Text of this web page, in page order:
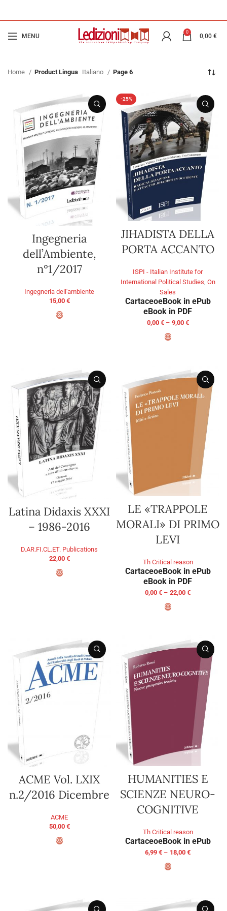
MENU
0
0,00 €
Home Product Lingua Italiano Page 6
Ingegneria
dell’Ambiente,
n°1/2017
Ingegneria dell'ambiente
15,00 €
-25%
JIHADISTA DELLA
PORTA ACCANTO
ISPI - Italian Institute for
International Political Studies, On
Sales
CartaceoeBook in ePub
eBook in PDF
0,00 € – 9,00 €
Latina Didaxis XXXI
– 1986-2016
D.AR.FI.CL.ET. Publications
22,00 €
LE «TRAPPOLE
MORALI» DI PRIMO
LEVI
Th Critical reason
CartaceoeBook in ePub
eBook in PDF
0,00 € – 22,00 €
ACME Vol. LXIX
n.2/2016 Dicembre
ACME
50,00 €
HUMANITIES E
SCIENZE NEURO-
COGNITIVE
Th Critical reason
CartaceoeBook in ePub
6,99 € – 18,00 €